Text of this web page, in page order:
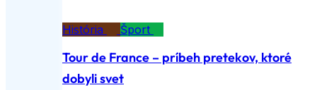
História Šport
Tour de France – príbeh pretekov, ktoré
dobyli svet